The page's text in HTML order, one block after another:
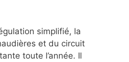
simplifié, la
et du circuit
toute l’année. Il